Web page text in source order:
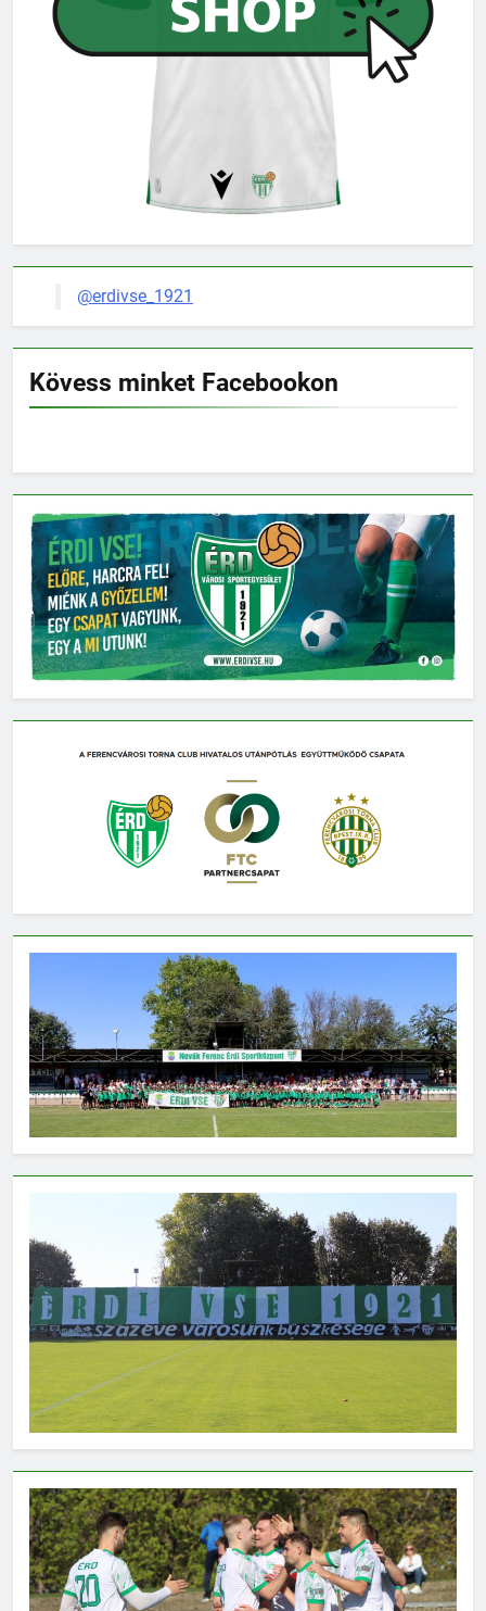
@erdivse_1921
Kövess minket Facebookon